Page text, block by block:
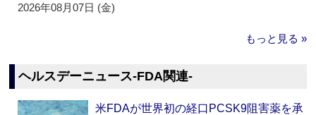
2026年08月07日 (金)
もっと見る »
ヘルスデーニュース‐FDA関連‐
米FDAが世界初の経口PCSK9阻害薬を承